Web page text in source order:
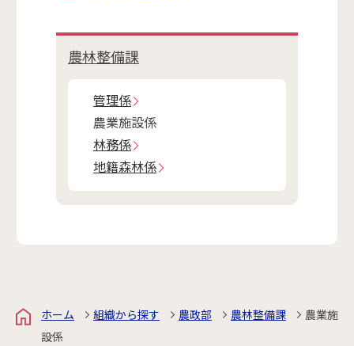
農林整備課
管理係
農業施設係
林務係
地籍森林係
ホーム 組織から探す 農政部 農林整備課
農業施
設係